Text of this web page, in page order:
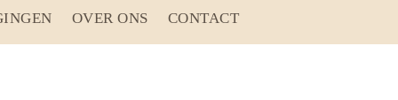
OVER ONS CONTACT